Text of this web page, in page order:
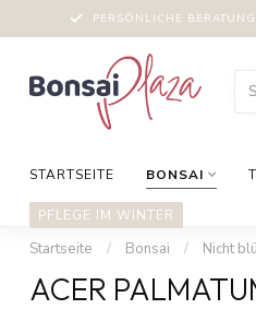
PERSÖNLICHE BERATUNG
STARTSEITE BONSAI
PFLEGE IM WINTER
Startseite / Bonsai / Nicht
ACER